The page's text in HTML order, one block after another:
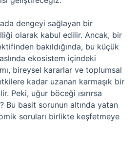
dengeyi sağlayan bir
olarak kabul edilir. Ancak, bir
bakıldığında, bu küçük
aslında ekosistem içindeki
bireysel kararlar ve toplumsal
kadar uzanan karmaşık bir
Peki, uğur böceği ısırırsa
Bu basit sorunun altında yatan
soruları birlikte keşfetmeye